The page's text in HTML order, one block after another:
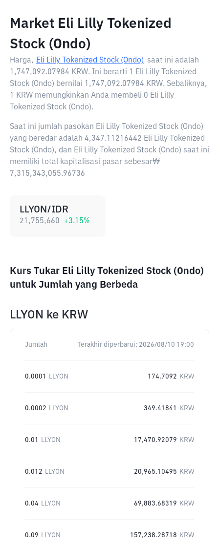
Market Eli Lilly Tokenized
Stock (Ondo)
Harga, Eli Lilly Tokenized Stock (Ondo) saat ini adalah
1,747,092.07984 KRW. Ini berarti 1 Eli Lilly Tokenized
Stock (Ondo) bernilai 1,747,092.07984 KRW. Sebaliknya,
1 KRW memungkinkan Anda membeli 0 Eli Lilly
Tokenized Stock (Ondo).
Saat ini jumlah pasokan Eli Lilly Tokenized Stock (Ondo)
yang beredar adalah 4,347.11216442 Eli Lilly Tokenized
Stock (Ondo), dan Eli Lilly Tokenized Stock (Ondo) saat ini
memiliki total kapitalisasi pasar sebesar₩
7,315,343,055.96736
LLYON/IDR
21,755,660 +3.15%
Kurs Tukar Eli Lilly Tokenized Stock (Ondo)
untuk Jumlah yang Berbeda
LLYON ke KRW
Jumlah Terakhir diperbarui: 2026/08/10 19:00
0.0001 LLYON 174.7092 KRW
0.0002 LLYON 349.41841 KRW
0.01 LLYON 17,470.92079 KRW
0.012 LLYON 20,965.10495 KRW
0.04 LLYON 69,883.68319 KRW
0.09 LLYON 157,238.28718 KRW